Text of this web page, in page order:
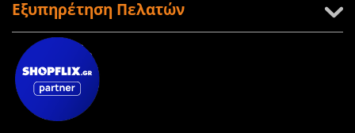
Εξυπηρέτηση Πελατών